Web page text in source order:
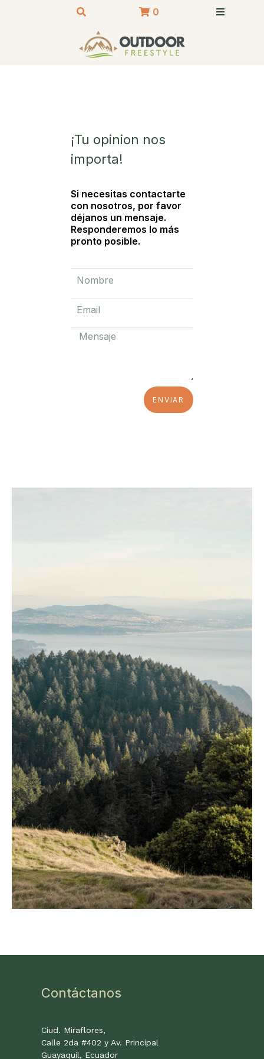
0
¡Tu opinion nos
importa!
Si necesitas contactarte
con nosotros, por favor
déjanos un mensaje.
Responderemos lo más
pronto posible.
ENVIAR
Contáctanos
Ciud. Miraflores,
Calle 2da #402 y Av. Principal
Guayaquil, Ecuador